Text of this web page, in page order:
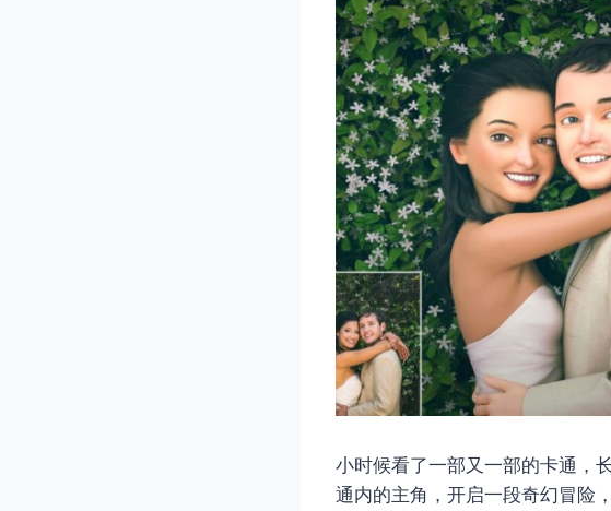
小时候看了一部又一部的卡通，
通内的主角，开启一段奇幻冒险